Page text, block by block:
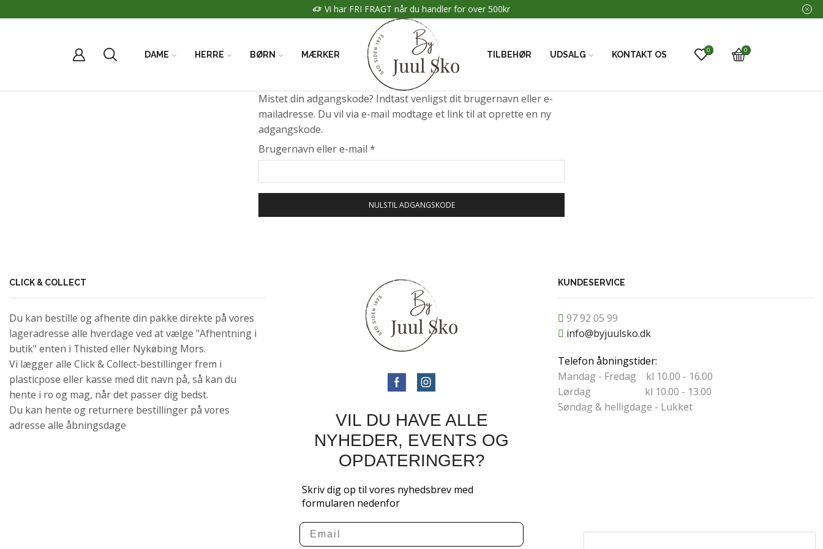
Vi har FRI FRAGT når du handler for over 500kr
DAME HERRE BØRN MÆRKER TILBEHØR UDSALG KONTAKT OS 0 0
Mistet din adgangskode? Indtast venligst dit brugernavn eller e-
mailadresse. Du vil via e-mail modtage et link til at oprette en ny
adgangskode.
Brugernavn eller e-mail *
NULSTIL ADGANGSKODE
CLICK & COLLECT
Du kan bestille og afhente din pakke direkte på vores
lageradresse alle hverdage ved at vælge "Afhentning i
butik" enten i Thisted eller Nykøbing Mors.
Vi lægger alle Click & Collect-bestillinger frem i
plasticpose eller kasse med dit navn på, så kan du
hente i ro og mag, når det passer dig bedst.
Du kan hente og returnere bestillinger på vores
adresse alle åbningsdage
VIL DU HAVE ALLE
NYHEDER, EVENTS OG
OPDATERINGER?
Skriv dig op til vores nyhedsbrev med
formularen nedenfor
Email
KUNDESERVICE
97 92 05 99
info@byjuulsko.dk
Telefon åbningstider:
Mandag - Fredag kl 10.00 - 16.00
Lørdag kl 10.00 - 13.00
Søndag & helligdage - Lukket